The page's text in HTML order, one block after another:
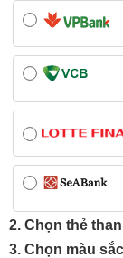
2. Chọn thẻ
3. Chọn màu sắc